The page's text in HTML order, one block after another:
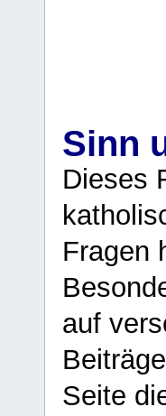
Sinn
Dieses
Fragen
auf
Seite